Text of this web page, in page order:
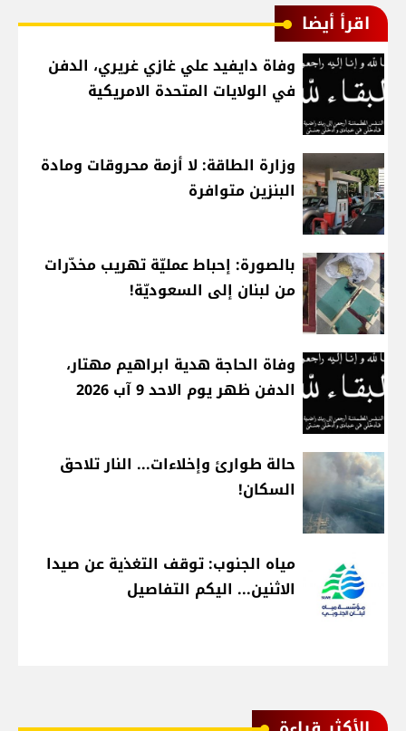
اقرأ أيضا
وفاة دايفيد علي غازي غريري، الدفن
في الولايات المتحدة الامريكية
وزارة الطاقة: لا أزمة محروقات ومادة
البنزين متوافرة
بالصورة: إحباط عمليّة تهريب مخدّرات
من لبنان إلى السعوديّة!
وفاة الحاجة هدية ابراهيم مهتار،
الدفن ظهر يوم الاحد 9 آب 2026
حالة طوارئ وإخلاءات... النار تلاحق
السكان!
مياه الجنوب: توقف التغذية عن صيدا
الاثنين... اليكم التفاصيل